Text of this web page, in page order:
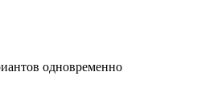
одновременно